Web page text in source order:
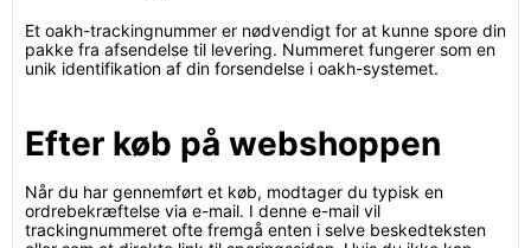
Et oakh-trackingnummer er nødvendigt for at kunne spore din
pakke fra afsendelse til levering. Nummeret fungerer som en
unik identifikation af din forsendelse i oakh-systemet.
Efter køb på webshoppen
Når du har gennemført et køb, modtager du typisk en
ordrebekræftelse via e-mail. I denne e-mail vil
trackingnummeret ofte fremgå enten i selve beskedteksten